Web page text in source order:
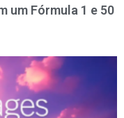
um Fórmula 1 e 50